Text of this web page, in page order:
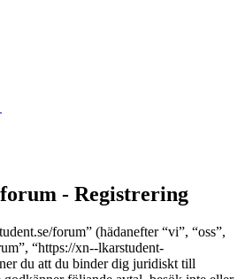
- Registrering
forum” (hädanefter “vi”, “oss”,
“https://xn--lkarstudent-
du att du binder dig juridiskt till